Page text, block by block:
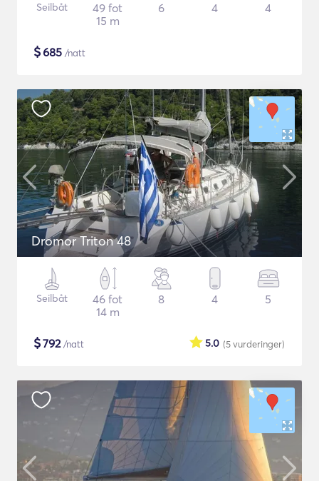
Seilbåt
49 fot
15 m
6 4 4
$685 /natt
Dromor Triton 48
Seilbåt
46 fot
14 m
8 4 5
$792/natt (5vurderinger)
5.0